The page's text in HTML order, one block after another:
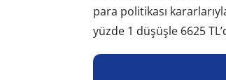
para politikası
yüzde 1 düşüşle 6625